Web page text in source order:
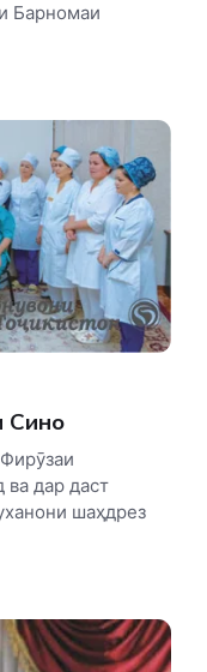
Барномаи
Сино
ва дар даст
шаҳдрез